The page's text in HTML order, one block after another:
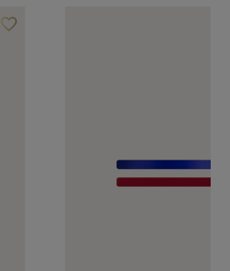
favorite_borderAjouter à vos favoris